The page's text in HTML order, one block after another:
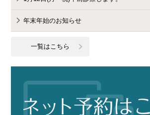
content/themes/
on line9
年末年始のお知らせ
一覧はこちら